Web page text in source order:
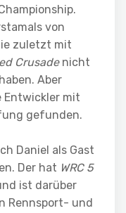
von
zuletzt mit
Crusadenicht
Aber
mit
gefunden.
Daniel als Gast
Der hat WRC 5
ist darüber
Rennsport- und